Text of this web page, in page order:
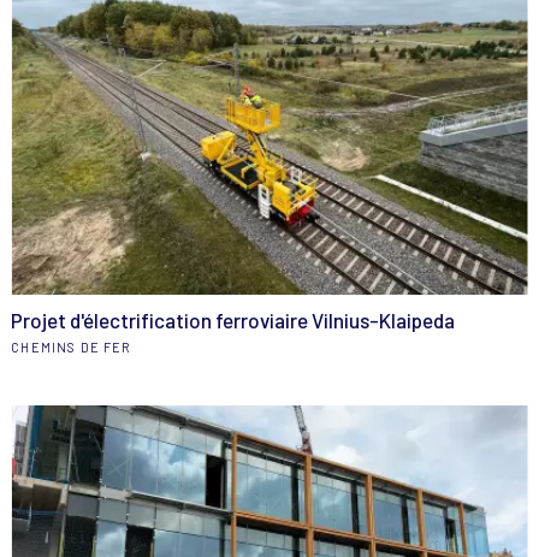
Projet d'électrification ferroviaire Vilnius-Klaipeda
CHEMINS DE FER